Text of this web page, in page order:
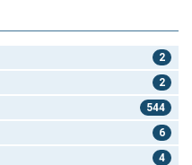
2
2
544
6
4